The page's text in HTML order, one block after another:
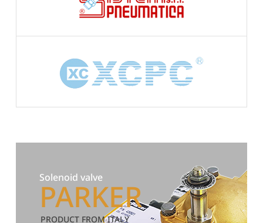
Solenoid valve
PARKER
PRODUCT FROM ITALY